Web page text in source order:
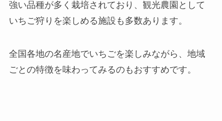
強い品種が多く栽培されており、観光農園として
いちご狩りを楽しめる施設も多数あります。
全国各地の名産地でいちごを楽しみながら、地域
ごとの特徴を味わってみるのもおすすめです。